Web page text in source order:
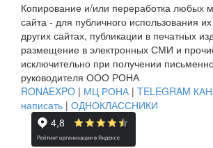
Копирование и/или переработка любых
сайта - для публичного использования
других сайтах, публикации в печатных
размещение в электронных СМИ и
исключительно при получении
руководителя ООО РОНА
RONAEXPO | МЦ РОНА| TELEGRAM
написать | ОДНОКЛАССНИКИ